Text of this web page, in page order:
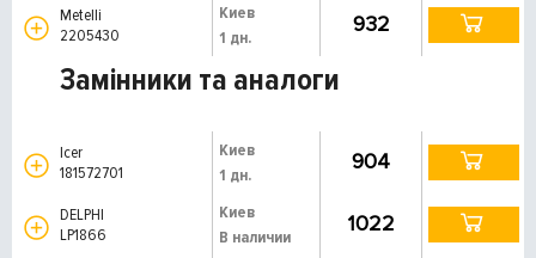
Metelli
2205430
Киев
1 дн.
932
Замінники та аналоги
Icer
181572701
Киев
1 дн.
904
DELPHI
LP1866
Киев
В наличии
1022